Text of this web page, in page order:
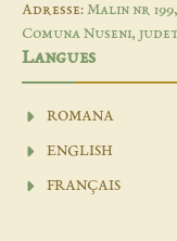
Adresse: Malin nr
Comuna Nuseni,
Langues
ROMANA
ENGLISH
FRANÇAIS